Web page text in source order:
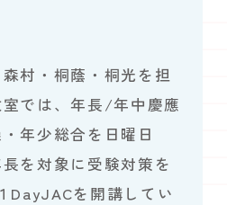
村・桐蔭・桐光を担
では、年長/年中慶應
年少総合を日曜日
を対象に受験対策を
DayJACを開講してい